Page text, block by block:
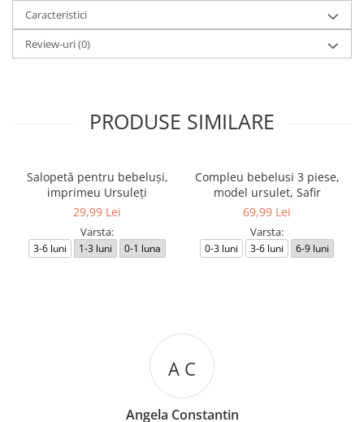
Caracteristici
Review-uri(0)
PRODUSE SIMILARE
Salopetă pentru bebeluși,
imprimeu Ursuleți
29,99 Lei
Varsta:
3-6 luni 1-3 luni 0-1 luna
Compleu bebelusi 3 piese,
model ursulet, Safir
69,99 Lei
Varsta:
0-3 luni 3-6 luni 6-9 luni
A C
Angela Constantin